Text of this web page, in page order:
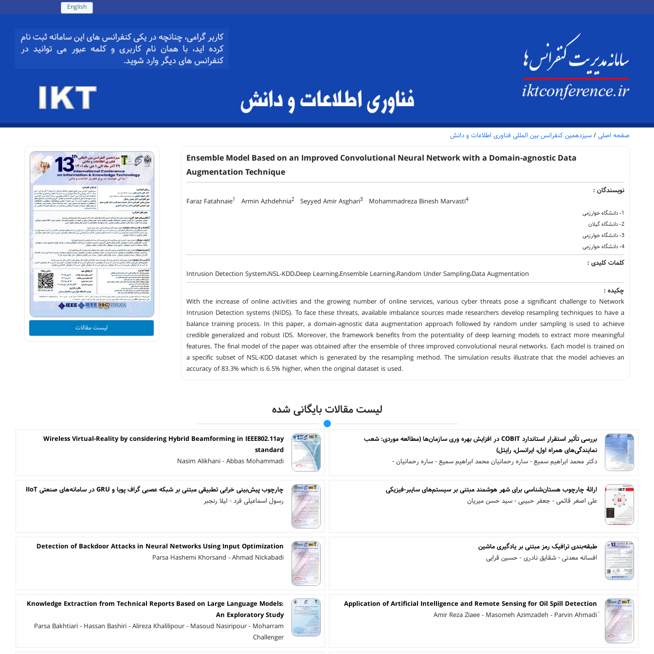
English
صفحه اصلی / سیزدهمین کنفرانس بین المللی فناوری اطلاعات و دانش
Ensemble Model Based on an Improved Convolutional Neural Network with a Domain-agnostic Data
Augmentation Technique
نویسندگان :
Faraz Fatahnaie1 Armin Azhdehnia2 Seyyed Amir Asghari3 Mohammadreza Binesh Marvasti4
1- دانشگاه خوارزمی
2- دانشگاه گیلان
3- دانشگاه خوارزمی
4- دانشگاه خوارزمی
کلمات کلیدی :
Intrusion Detection System،NSL-KDD،Deep Learning،Ensemble Learning،Random Under Sampling،Data Augmentation
چکیده :
With the increase of online activities and the growing number of online services, various cyber threats pose a significant challenge to Network
Intrusion Detection systems (NIDS). To face these threats, available imbalance sources made researchers develop resampling techniques to have a
balance training process. In this paper, a domain-agnostic data augmentation approach followed by random under sampling is used to achieve
credible generalized and robust IDS. Moreover, the framework benefits from the potentiality of deep learning models to extract more meaningful
features. The final model of the paper was obtained after the ensemble of three improved convolutional neural networks. Each model is trained on
a specific subset of NSL-KDD dataset which is generated by the resampling method. The simulation results illustrate that the model achieves an
accuracy of 83.3% which is 6.5% higher, when the original dataset is used.
لیست مقالات
لیست مقالات بایگانی شده
بررسی تأثیر استقرار استاندارد COBIT در افزایش بهره وری سازمان‌ها (مطالعه موردی: شعب
نمایندگی‌های همراه اول، ایرانسل، رایتل)
دکتر محمد ابراهیم سمیع - ساره رحمانیان محمد ابراهیم سمیع - ساره رحمانیان -
Wireless Virtual-Reality by considering Hybrid Beamforming in IEEE802.11ay
standard
Nasim Alikhani - Abbas Mohammadi
ارائۀ چارچوب هستان‌شناسی برای شهر هوشمند مبتنی بر سیستم‌های سایبر-فیزیکی
علی اصغر قائمی - جعفر حبیبی - سید حسن میریان
چارچوب پیش‌بینی خرابی تطبیقی مبتنی بر شبکه عصبی گراف پویا و GRU در سامانه‌های صنعتی IIoT
رسول اسماعیلی فرد - لیلا رنجبر
طبقه‌بندی ترافیک رمز مبتنی بر یادگیری ماشین
افسانه معدنی - شقایق نادری - حسین قرایی
Detection of Backdoor Attacks in Neural Networks Using Input Optimization
Parsa Hashemi Khorsand - Ahmad Nickabadi
Application of Artificial Intelligence and Remote Sensing for Oil Spill Detection
Knowledge Extraction from Technical Reports Based on Large Language Models:
An Exploratory Study
Parsa Bakhtiari - Hassan Bashiri - Alireza Khalilipour - Masoud Nasiripour - Moharram
Challenger